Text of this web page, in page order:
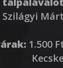
1.500